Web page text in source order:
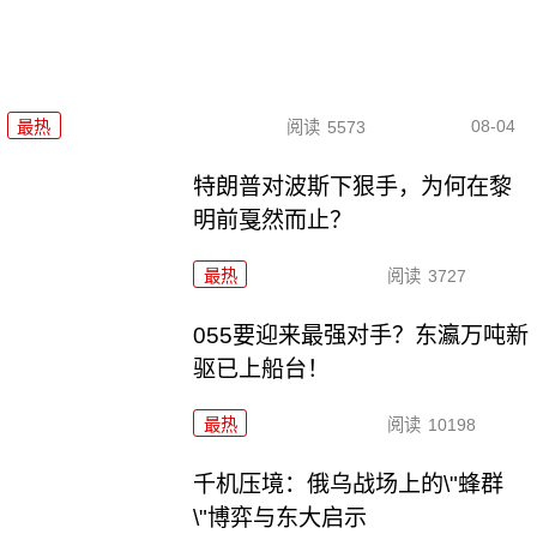
最热 阅读 5573 08-04
特朗普对波斯下狠手，为何在黎
明前戛然而止？
最热 阅读 3727
055要迎来最强对手？东瀛万吨新
驱已上船台！
最热 阅读 10198
千机压境：俄乌战场上的\"蜂群
\"博弈与东大启示